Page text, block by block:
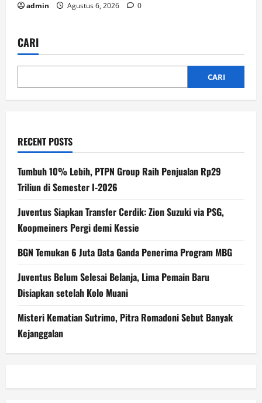
admin Agustus 6, 2026 0
CARI
CARI
RECENT POSTS
Tumbuh 10% Lebih, PTPN Group Raih Penjualan Rp29
Triliun di Semester I-2026
Juventus Siapkan Transfer Cerdik: Zion Suzuki via PSG,
Koopmeiners Pergi demi Kessie
BGN Temukan 6 Juta Data Ganda Penerima Program MBG
Juventus Belum Selesai Belanja, Lima Pemain Baru
Disiapkan setelah Kolo Muani
Misteri Kematian Sutrimo, Pitra Romadoni Sebut Banyak
Kejanggalan